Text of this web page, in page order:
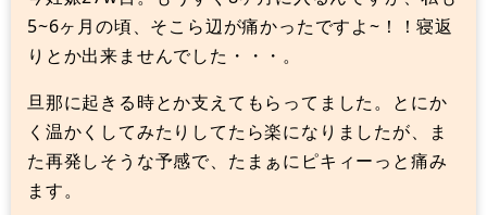
5~6ヶ月の頃、そこら辺が痛かったですよ~！！寝返
りとか出来ませんでした・・・。
旦那に起きる時とか支えてもらってました。とにか
く温かくしてみたりしてたら楽になりましたが、ま
た再発しそうな予感で、たまぁにピキィーっと痛み
ます。